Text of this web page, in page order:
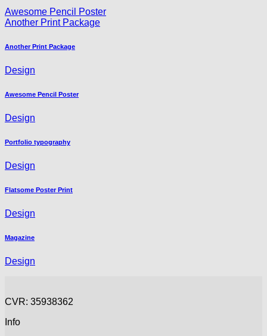
Awesome Pencil Poster
Another Print Package
Another Print Package
Design
Awesome Pencil Poster
Design
Portfolio typography
Design
Flatsome Poster Print
Design
Magazine
Design
CVR: 35938362
Info